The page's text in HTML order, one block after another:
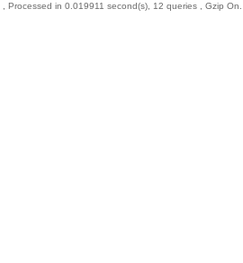
, Processed in 0.019911 second(s), 12 queries , Gzip On.